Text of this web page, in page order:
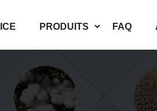
PRODUITS FAQ